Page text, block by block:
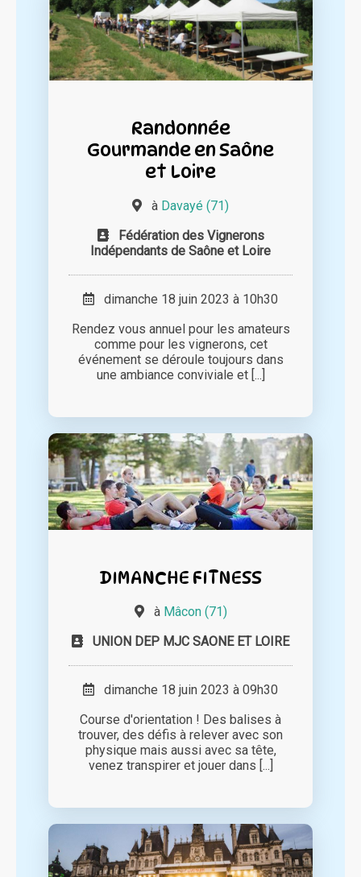
Randonnée
Gourmande en Saône
et Loire
à Davayé (71)
Fédération des Vignerons
Indépendants de Saône et Loire
dimanche 18 juin 2023 à 10h30
Rendez vous annuel pour les amateurs
comme pour les vignerons, cet
événement se déroule toujours dans
une ambiance conviviale et [...]
DIMANCHE FITNESS
à Mâcon (71)
UNION DEP MJC SAONE ET LOIRE
dimanche 18 juin 2023 à 09h30
Course d'orientation ! Des balises à
trouver, des défis à relever avec son
physique mais aussi avec sa tête,
venez transpirer et jouer dans [...]